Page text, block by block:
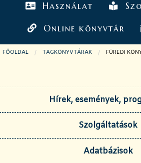
Használat
Online könyvtár
FŐOLDAL TAGKÖNYVTÁRAK JELENLEGI
FÜREDI
Hírek, események,
Szolgáltatások
Adatbázisok